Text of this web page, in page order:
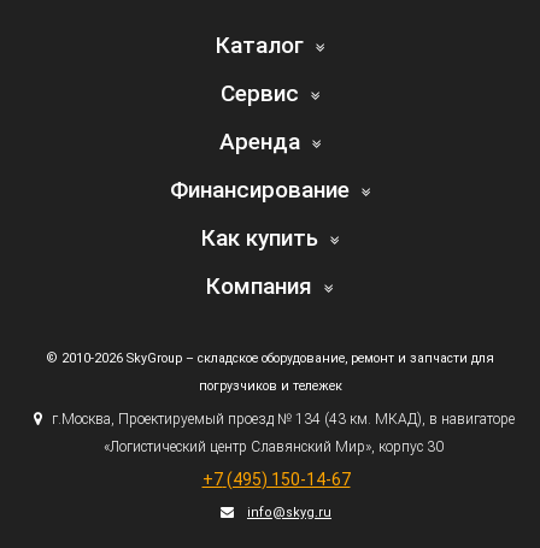
Каталог
Сервис
Аренда
Финансирование
Как купить
Компания
© 2010-2026 SkyGroup – складское оборудование, ремонт и запчасти для
погрузчиков и тележек
г. Москва, Проектируемый проезд № 134 (43км. МКАД), в навигаторе
«Логистический центр Славянский Мир», корпус 30
+7 (495) 150-14-67
info@skyg.ru